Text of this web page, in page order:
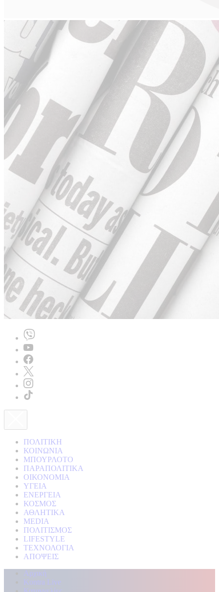
ΠΟΛΙΤΙΚΗ
ΚΟΙΝΩΝΙΑ
ΜΠΟΥΡΛΟΤΟ
ΠΑΡΑΠΟΛΙΤΙΚΑ
ΟΙΚΟΝΟΜΙΑ
ΥΓΕΙΑ
ΕΝΕΡΓΕΙΑ
ΚΟΣΜΟΣ
ΑΘΛΗΤΙΚΑ
MEDIA
ΠΟΛΙΤΙΣΜΟΣ
LIFESTYLE
ΤΕΧΝΟΛΟΓΙΑ
ΑΠΟΨΕΙΣ
Αρχική
Kontra Live